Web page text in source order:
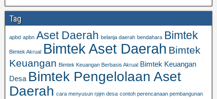
Tag
apbd apbn Aset Daerah belanja daerah bendahara Bimtek
Bimtek Akrual Bimtek Aset Daerah Bimtek
Keuangan Bimtek Keuangan Berbasis Akrual Bimtek Keuangan
Desa Bimtek Pengelolaan Aset
Daerah cara menyusun rpjm desa contoh perencanaan pembangunan